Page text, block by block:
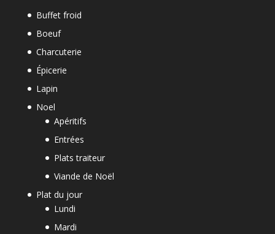
Buffet froid
Boeuf
Charcuterie
Épicerie
Lapin
Noel
Apéritifs
Entrées
Plats traiteur
Viande de Noël
Plat du jour
Lundi
Mardi